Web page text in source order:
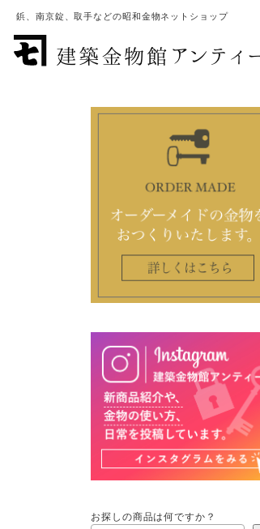
鋲、南京錠、取手などの昭和金物ネットショップ
お探しの商品は何ですか？